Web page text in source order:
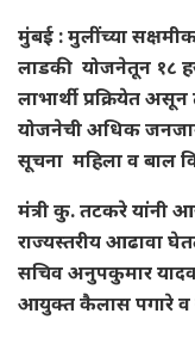
मुंबई : मुलींच्या
लाडकी योजनेतून १८
लाभार्थी प्रक्रियेत
योजनेची अधिक
सूचना महिला व बाल
मंत्री कु. तटकरे यांनी
राज्यस्तरीय आढावा
सचिव अनुपकुमार
आयुक्त कैलास पगारे व